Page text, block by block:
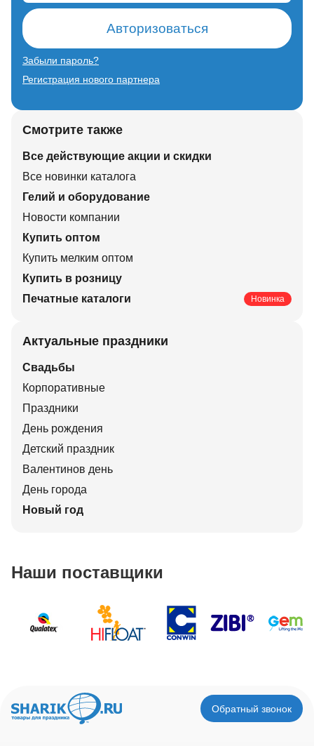
Авторизоваться
Забыли пароль?
Регистрация нового партнера
Смотрите также
Все действующие акции и скидки
Все новинки каталога
Гелий и оборудование
Новости компании
Купить оптом
Купить мелким оптом
Купить в розницу
Печатные каталоги
Новинка
Актуальные праздники
Свадьбы
Корпоративные
Праздники
День рождения
Детский праздник
Валентинов день
День города
Новый год
Наши поставщики
Обратный звонок